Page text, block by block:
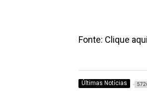
Fonte: Clique aqui
Últimas Notícias